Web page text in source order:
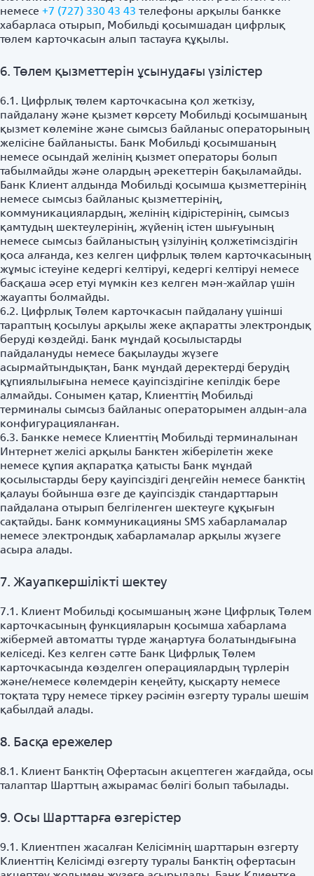
немесе +7 (727) 330 43 43 телефоны арқылы банкке
хабарласа отырып, Мобильді қосымшадан цифрлық
төлем карточкасын алып тастауға құқылы.
6. Төлем қызметтерін ұсынудағы үзілістер
6.1. Цифрлық төлем карточкасына қол жеткізу,
пайдалану және қызмет көрсету Мобильді қосымшаның
қызмет көлеміне және сымсыз байланыс операторының
желісіне байланысты. Банк Мобильді қосымшаның
немесе осындай желінің қызмет операторы болып
табылмайды және олардың әрекеттерін бақыламайды.
Банк Клиент алдында Мобильді қосымша қызметтерінің
немесе сымсыз байланыс қызметтерінің,
коммуникациялардың, желінің кідірістерінің, сымсыз
қамтудың шектеулерінің, жүйенің істен шығуының
немесе сымсыз байланыстың үзілуінің қолжетімсіздігін
қоса алғанда, кез келген цифрлық төлем карточкасының
жұмыс істеуіне кедергі келтіруі, кедергі келтіруі немесе
басқаша әсер етуі мүмкін кез келген мән-жайлар үшін
жауапты болмайды.
6.2. Цифрлық Төлем карточкасын пайдалану үшінші
тараптың қосылуы арқылы жеке ақпаратты электрондық
беруді көздейді. Банк мұндай қосылыстарды
пайдалануды немесе бақылауды жүзеге
асырмайтындықтан, Банк мұндай деректерді берудің
құпиялылығына немесе қауіпсіздігіне кепілдік бере
алмайды. Сонымен қатар, Клиенттің Мобильді
терминалы сымсыз байланыс операторымен алдын-ала
конфигурацияланған.
6.3. Банкке немесе Клиенттің Мобильді терминалынан
Интернет желісі арқылы Банктен жіберілетін жеке
немесе құпия ақпаратқа қатысты Банк мұндай
қосылыстарды беру қауіпсіздігі деңгейін немесе банктің
қалауы бойынша өзге де қауіпсіздік стандарттарын
пайдалана отырып белгіленген шектеуге құқығын
сақтайды. Банк коммуникацияны SMS хабарламалар
немесе электрондық хабарламалар арқылы жүзеге
асыра алады.
7. Жауапкершілікті шектеу
7.1. Клиент Мобильді қосымшаның және Цифрлық Төлем
карточкасының функцияларын қосымша хабарлама
жібермей автоматты түрде жаңартуға болатындығына
келіседі. Кез келген сәтте Банк Цифрлық Төлем
карточкасында көзделген операциялардың түрлерін
және/немесе көлемдерін кеңейту, қысқарту немесе
тоқтата тұру немесе тіркеу рәсімін өзгерту туралы шешім
қабылдай алады.
8. Басқа ережелер
8.1. Клиент Банктің Офертасын акцептеген жағдайда, осы
талаптар Шарттың ажырамас бөлігі болып табылады.
9. Осы Шарттарға өзгерістер
9.1. Клиентпен жасалған Келісімнің шарттарын өзгерту
Клиенттің Келісімді өзгерту туралы Банктің офертасын